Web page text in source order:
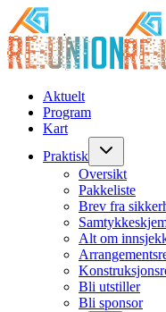
Aktuelt
Program
Kart
Praktisk
Oversikt
Pakkeliste
Brev fra
Alt om
Bli utstiller
Bli sponsor